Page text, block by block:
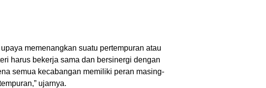
memenangkan suatu pertempuran atau
harus bekerja sama dan bersinergi dengan
semua kecabangan memiliki peran masing-
ujarnya.